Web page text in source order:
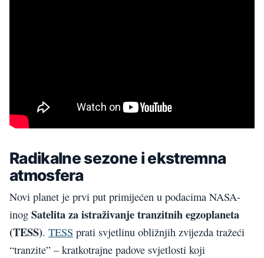
Radikalne sezone i ekstremna
atmosfera
Novi planet je prvi put primijećen u podacima NASA-
inog Satelita za istraživanje tranzitnih egzoplaneta
(TESS). TESS prati svjetlinu obližnjih zvijezda tražeći
“tranzite” – kratkotrajne padove svjetlosti koji